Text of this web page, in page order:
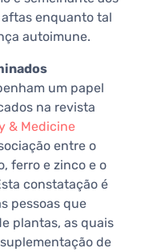
enquanto tal
autoimune.
um papel
na revista
& Medicine
entre o
ferro e zinco e o
constatação é
pessoas que
plantas, as quais
de